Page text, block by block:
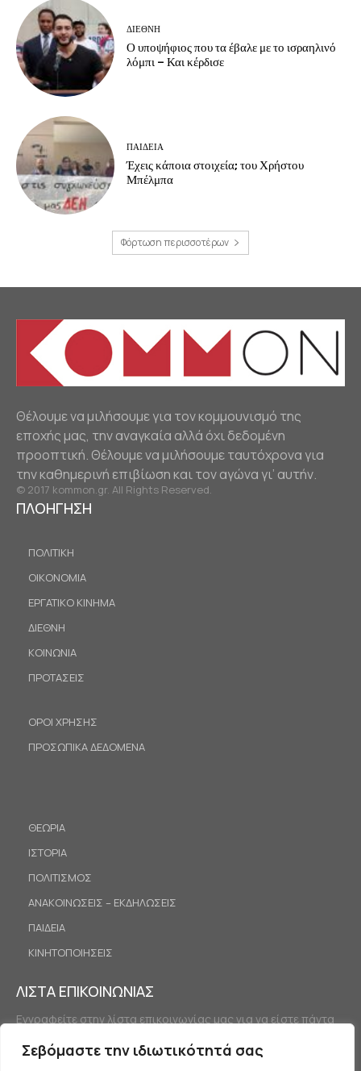
Σεβόμαστε την ιδιωτικότητά σας
ΔΙΕΘΝΗ
Ο υποψήφιος που τα έβαλε με το ισραηλινό
λόμπι – Και κέρδισε
ΠΑΙΔΕΙΑ
Έχεις κάποια στοιχεία; του Χρήστου
Μπέλμπα
Φόρτωση περισσοτέρων
Θέλουμε να μιλήσουμε για τον κομμουνισμό της
εποχής μας, την αναγκαία αλλά όχι δεδομένη
προοπτική. Θέλουμε να μιλήσουμε ταυτόχρονα για
την καθημερινή επιβίωση και τον αγώνα γι’ αυτήν.
© 2017 kommon.gr. All Rights Reserved.
ΠΛΟΗΓΗΣΗ
ΠΟΛΙΤΙΚΗ
ΟΙΚΟΝΟΜΙΑ
ΕΡΓΑΤΙΚΟ ΚΙΝΗΜΑ
ΔΙΕΘΝΗ
ΚΟΙΝΩΝΙΑ
ΠΡΟΤΑΣΕΙΣ
ΟΡΟΙ ΧΡΗΣΗΣ
ΠΡΟΣΩΠΙΚΑ ΔΕΔΟΜΕΝΑ
ΘΕΩΡΙΑ
ΙΣΤΟΡΙΑ
ΠΟΛΙΤΙΣΜΟΣ
ΑΝΑΚΟΙΝΩΣΕΙΣ – ΕΚΔΗΛΩΣΕΙΣ
ΠΑΙΔΕΙΑ
ΚΙΝΗΤΟΠΟΙΗΣΕΙΣ
ΛΙΣΤΑ ΕΠΙΚΟΙΝΩΝΙΑΣ
Εγγραφείτε στην λίστα επικοινωνίας μας για να είστε πάντα